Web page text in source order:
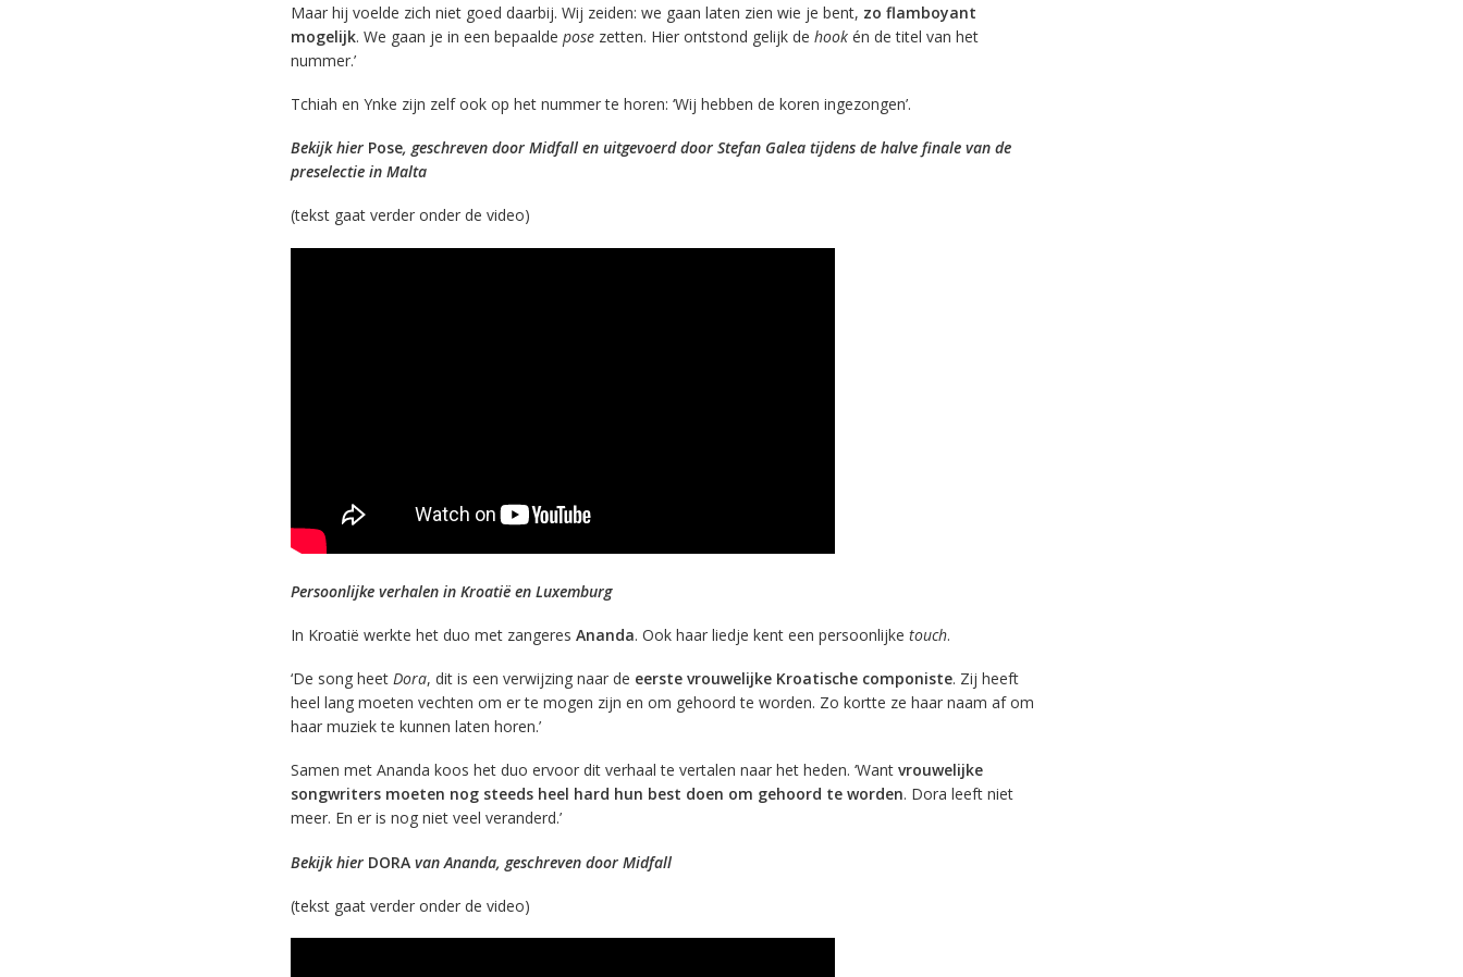
Maar hij voelde zich niet goed daarbij. Wij zeiden: we gaan laten zien wie je bent, zo flamboyant
mogelijk. We gaan je in een bepaalde posezetten. Hier ontstond gelijk de hookén de titel van het
nummer.’
Tchiah en Ynke zijn zelf ook op het nummer te horen: ‘Wij hebben de koren ingezongen’.
Bekijk hier Pose, geschreven door Midfall en uitgevoerd door Stefan Galea tijdens de halve finale van de
preselectie in Malta
(tekst gaat verder onder de video)
Persoonlijke verhalen in Kroatië en Luxemburg
In Kroatië werkte het duo met zangeres Ananda. Ook haar liedje kent een persoonlijke touch.
‘De song heet Dora, dit is een verwijzing naar de eerste vrouwelijke Kroatische componiste. Zij heeft
heel lang moeten vechten om er te mogen zijn en om gehoord te worden. Zo kortte ze haar naam af om
haar muziek te kunnen laten horen.’
Samen met Ananda koos het duo ervoor dit verhaal te vertalen naar het heden. ‘Want vrouwelijke
songwriters moeten nog steeds heel hard hun best doen om gehoord te worden. Dora leeft niet
meer. En er is nog niet veel veranderd.’
Bekijk hier DORAvan Ananda, geschreven door Midfall
(tekst gaat verder onder de video)